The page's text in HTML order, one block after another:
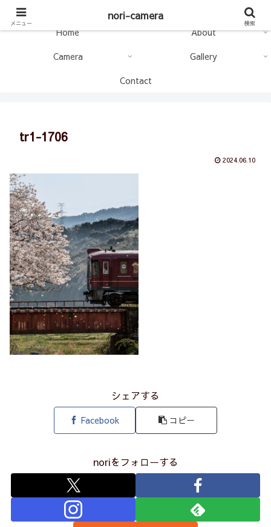
nori-camera
Home
About
Camera
Gallery
Contact
tr1-1706
2024.06.10
シェアする
Facebook コピー
noriをフォローする
メニュー
nori-camera
検索